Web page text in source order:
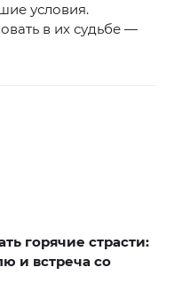
условия.
в их судьбе —
горячие страсти:
и встреча со